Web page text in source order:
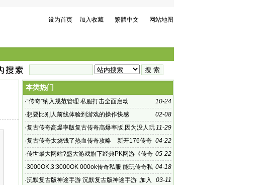
设为首页 加入收藏 繁體中文 网站地图
本类热门
10-24
·“传奇”纳入规范管理 私服打击全面启动
02-08
·想要比别人前线体验到游戏的操作快感
11-29
·复古传奇高爆率版复古传奇高爆率版,因为没人玩
你有再多的
04-22
·复古传奇太烧钱了热血传奇攻略 新开176传奇
网站
05-22
·传世最大网站?盛大游戏旗下经典PK网游《传奇
世界》拥有丰富
04-18
·3000OK,3:3000OK 000ok传奇私服 能玩传奇私
服吗
03-11
·沉默复古版神途手游 沉默复古版神途手游 ,加入